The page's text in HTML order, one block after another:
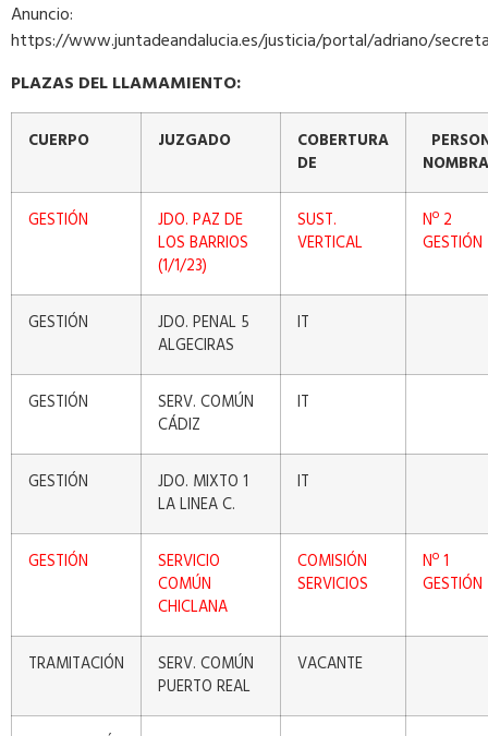
Anuncio:
https://www.juntadeandalucia.es/justicia/portal/adriano/
PLAZAS DEL LLAMAMIENTO:
CUERPO JUZGADO
COBERTURA
DE
GESTIÓN
JDO. PAZ DE
LOS BARRIOS
(1/1/23)
SUST.
VERTICAL
Nº 2
GESTIÓN
GESTIÓN
JDO. PENAL 5
ALGECIRAS
IT
GESTIÓN
SERV. COMÚN
CÁDIZ
IT
GESTIÓN
JDO. MIXTO 1
LA LINEA C.
IT
GESTIÓN
SERVICIO
COMÚN
CHICLANA
COMISIÓN
SERVICIOS
Nº 1
GESTIÓN
TRAMITACIÓN
SERV. COMÚN
PUERTO REAL
VACANTE